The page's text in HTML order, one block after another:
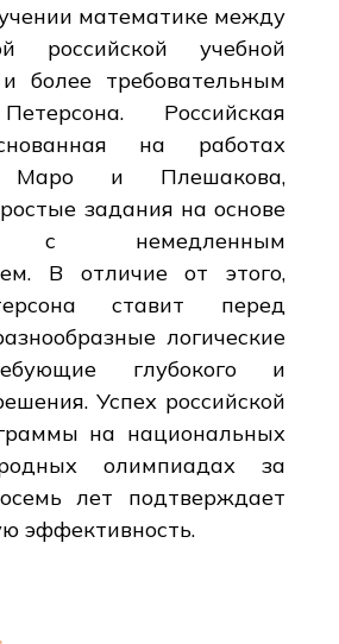
математике между
российской учебной
более требовательным
Российская
на работах
Маро и Плешакова,
задания на основе
с немедленным
В отличие от этого,
ставит перед
логические
глубокого и
Успех российской
на национальных
олимпиадах за
лет подтверждает
эффективность.